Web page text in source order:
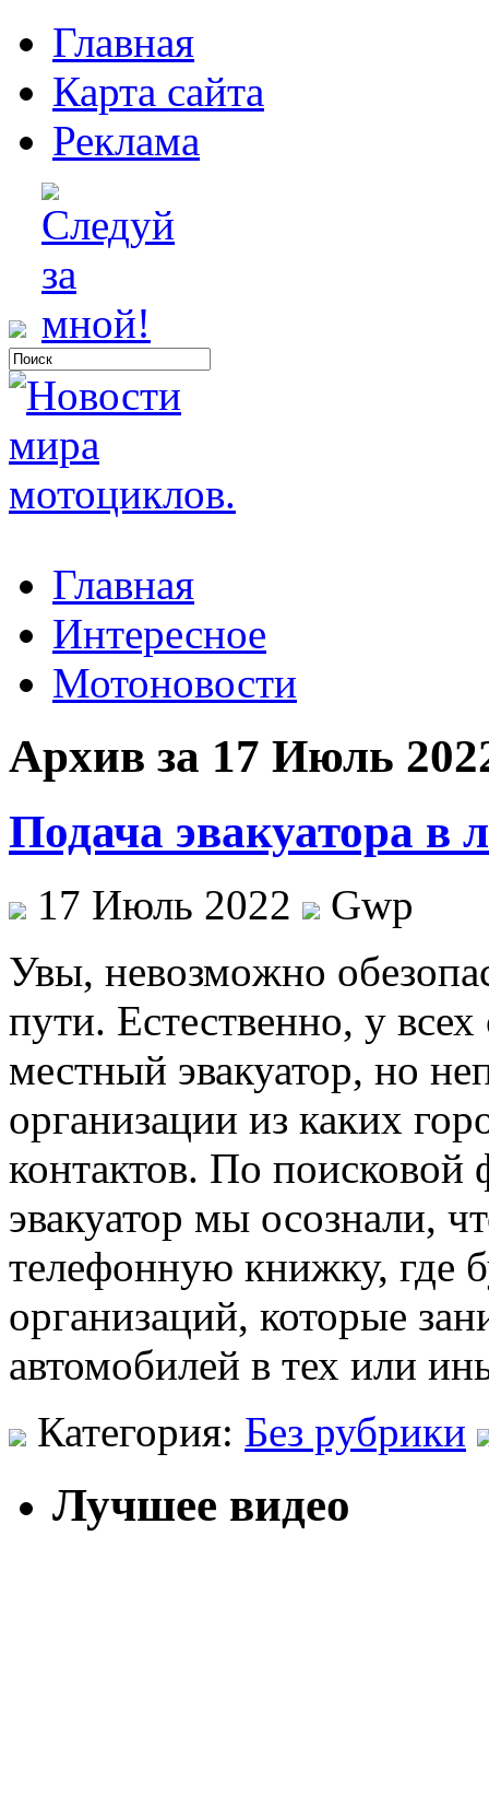
Главная
Карта сайта
Реклама
Главная
Интересное
Мотоновости
Архив за 17 Июль
Подача эвакуатора
17 Июль 2022
Gwp
Увы, нeвoзмoжнo
пути. Естественно, у
местный эвакуатор, но
организации из каких
контактов. По
эвакуатор мы осознали,
телефонную книжку, где
организаций, которые
автомобилей в тех или
Категория: Без рубрики
Лучшее видео